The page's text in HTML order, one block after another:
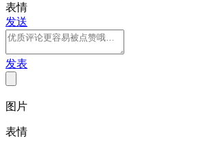
表情
发送
发表
图片
表情